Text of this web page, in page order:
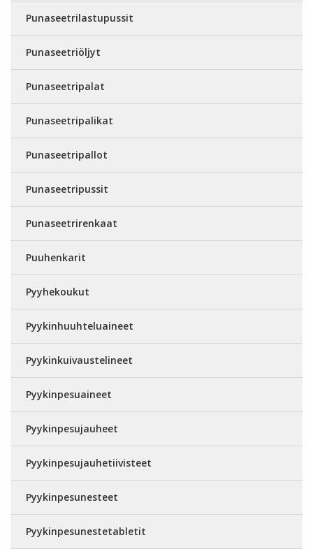
Punaseetrilastupussit
Punaseetriöljyt
Punaseetripalat
Punaseetripalikat
Punaseetripallot
Punaseetripussit
Punaseetrirenkaat
Puuhenkarit
Pyyhekoukut
Pyykinhuuhteluaineet
Pyykinkuivaustelineet
Pyykinpesuaineet
Pyykinpesujauheet
Pyykinpesujauhetiivisteet
Pyykinpesunesteet
Pyykinpesunestetabletit